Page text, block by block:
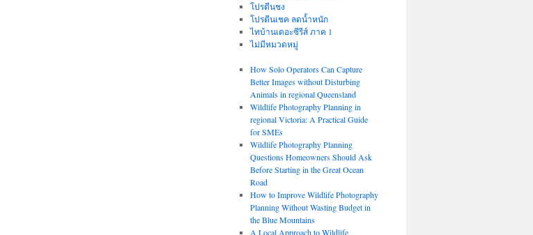
โปรตีนชง
โปรตีนเชค ลดน้ำหนัก
ไทบ้านเดอะซีรีส์ ภาค 1
ไม่มีหมวดหมู่
How Solo Operators Can Capture
Better Images without Disturbing
Animals in regional Queensland
Wildlife Photography Planning in
regional Victoria: A Practical Guide
for SMEs
Wildlife Photography Planning
Questions Homeowners Should Ask
Before Starting in the Great Ocean
Road
How to Improve Wildlife Photography
Planning Without Wasting Budget in
the Blue Mountains
A Local Approach to Wildlife